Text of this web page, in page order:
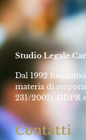
Studio Legale
Dal 1992
materia di
231/2001), GDPR
Contatti